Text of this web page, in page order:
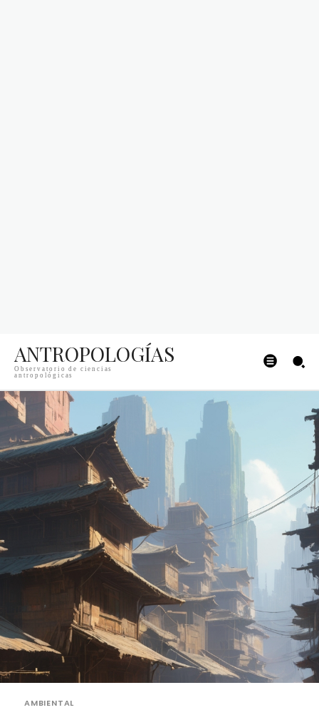
ANTROPOLOGÍAS
Observatorio de ciencias
antropológicas
AMBIENTAL